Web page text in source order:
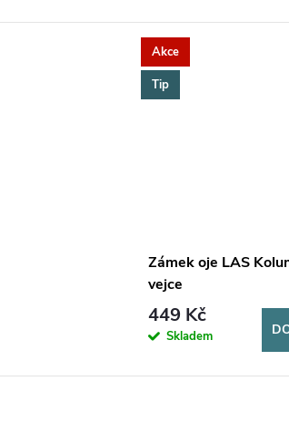
Akce
Tip
Zámek oje LAS
vejce
449 Kč
Skladem